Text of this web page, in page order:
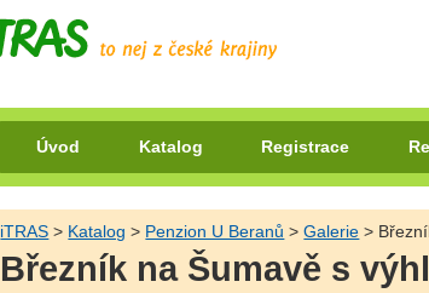
Úvod Katalog Registrace
iTRAS > Katalog > Penzion U Beranů >Galerie >
Březník na Šumavě s